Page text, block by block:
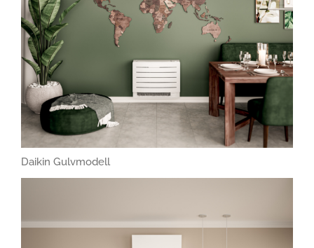
Daikin Gulvmodell